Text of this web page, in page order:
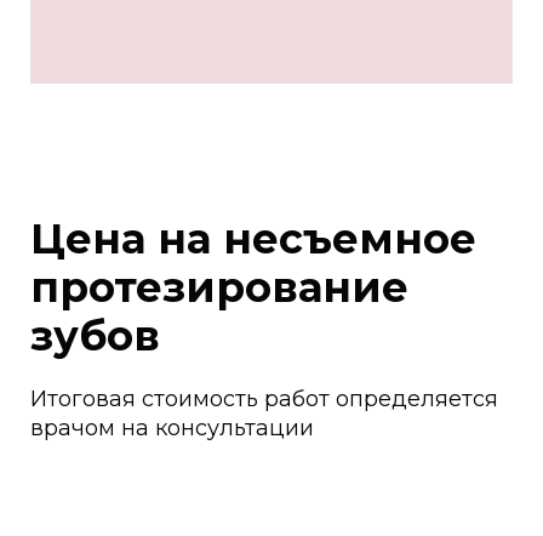
Цена на несъемное
протезирование
зубов
Итоговая стоимость работ определяется
врачом на консультации